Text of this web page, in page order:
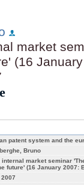
market
(16
patent system and the
Bruno
internal market seminar
future' (16 January 2007: